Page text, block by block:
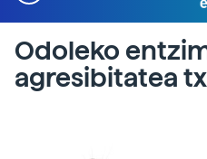
Odoleko
agresibitatea